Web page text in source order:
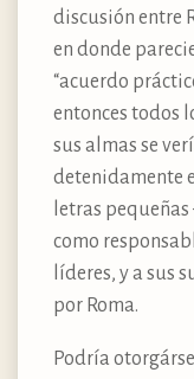
discusión entre
en donde
“acuerdo
entonces todos
sus almas se
detenidamente
letras
como
líderes, y a sus
por Roma.
Podría